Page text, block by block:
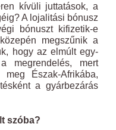
kívüli juttatások, a
A lojalitási bónusz
bónuszt kifizetik-e
megszűnik a
hogy az elmúlt egy-
megrendelés, mert
Észak-Afrikába,
a gyárbezárás
szóba?